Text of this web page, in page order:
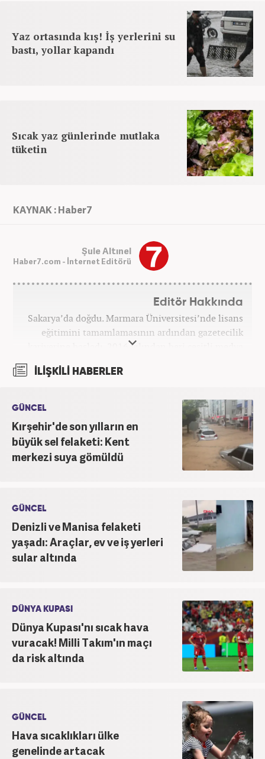
Yaz ortasında kış! İş yerlerini su
bastı, yollar kapandı
Sıcak yaz günlerinde mutlaka
tüketin
KAYNAK : Haber7
Şule Altınel
Haber7.com - İnternet Editörü
Editör Hakkında
Sakarya’da doğdu. Marmara Üniversitesi’nde lisans
eğitimini tamamlamasının ardından gazetecilik
kariyerine başladı. 2016 yılından beri çeşitli medya
itibaren Haber7’de ‘gündem editörü’ olarak
İLİŞKİLİ HABERLER
GÜNCEL
Kırşehir'de son yılların en
büyük sel felaketi: Kent
merkezi suya gömüldü
GÜNCEL
Denizli ve Manisa felaketi
yaşadı: Araçlar, ev ve iş yerleri
sular altında
DÜNYA KUPASI
Dünya Kupası'nı sıcak hava
vuracak! Milli Takım'ın maçı
da risk altında
GÜNCEL
Hava sıcaklıkları ülke
genelinde artacak